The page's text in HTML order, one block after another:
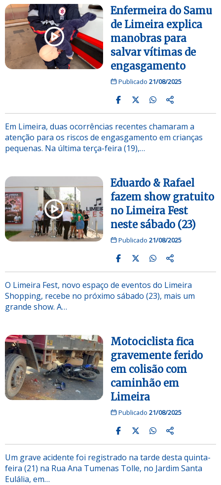
Enfermeira do Samu
de Limeira explica
manobras para
salvar vítimas de
engasgamento
Publicado 21/08/2025
Em Limeira, duas ocorrências recentes chamaram a
atenção para os riscos de engasgamento em crianças
pequenas. Na última terça-feira (19),…
Eduardo & Rafael
fazem show gratuito
no Limeira Fest
neste sábado (23)
Publicado 21/08/2025
O Limeira Fest, novo espaço de eventos do Limeira
Shopping, recebe no próximo sábado (23), mais um
grande show. A…
Motociclista fica
gravemente ferido
em colisão com
caminhão em
Limeira
Publicado 21/08/2025
Um grave acidente foi registrado na tarde desta quinta-
feira (21) na Rua Ana Tumenas Tolle, no Jardim Santa
Eulália, em…